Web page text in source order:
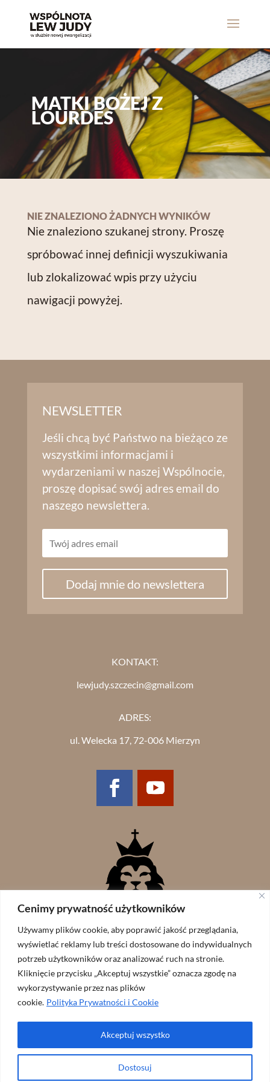
Cenimy prywatność użytkowników
Używamy plików cookie, aby poprawić jakość przeglądania,
wyświetlać reklamy lub treści dostosowane do indywidualnych
potrzeb użytkowników oraz analizować ruch na stronie.
Kliknięcie przycisku „Akceptuj wszystkie” oznacza zgodę na
wykorzystywanie przez nas plików
cookie. Polityka Prywatności i Cookie
Dostosuj
Akceptuj wszystko
MATKI BOŻEJ Z
LOURDES
NIE ZNALEZIONO ŻADNYCH WYNIKÓW
Nie znaleziono szukanej strony. Proszę
spróbować innej definicji wyszukiwania
lub zlokalizować wpis przy użyciu
nawigacji powyżej.
NEWSLETTER
Jeśli chcą być Państwo na bieżąco ze
wszystkimi informacjami i
wydarzeniami w naszej Wspólnocie,
proszę dopisać swój adres email do
naszego newslettera.
Dodaj mnie do newslettera
KONTAKT:
lewjudy.szczecin@gmail.com
ADRES:
ul. Welecka 17, 72-006 Mierzyn
Wspólnota Lew Judy // zaprojekowane przez: